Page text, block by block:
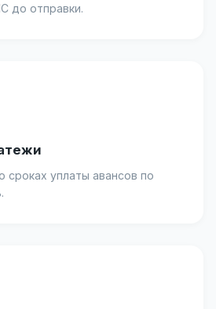
до отправки.
сроках уплаты авансов по